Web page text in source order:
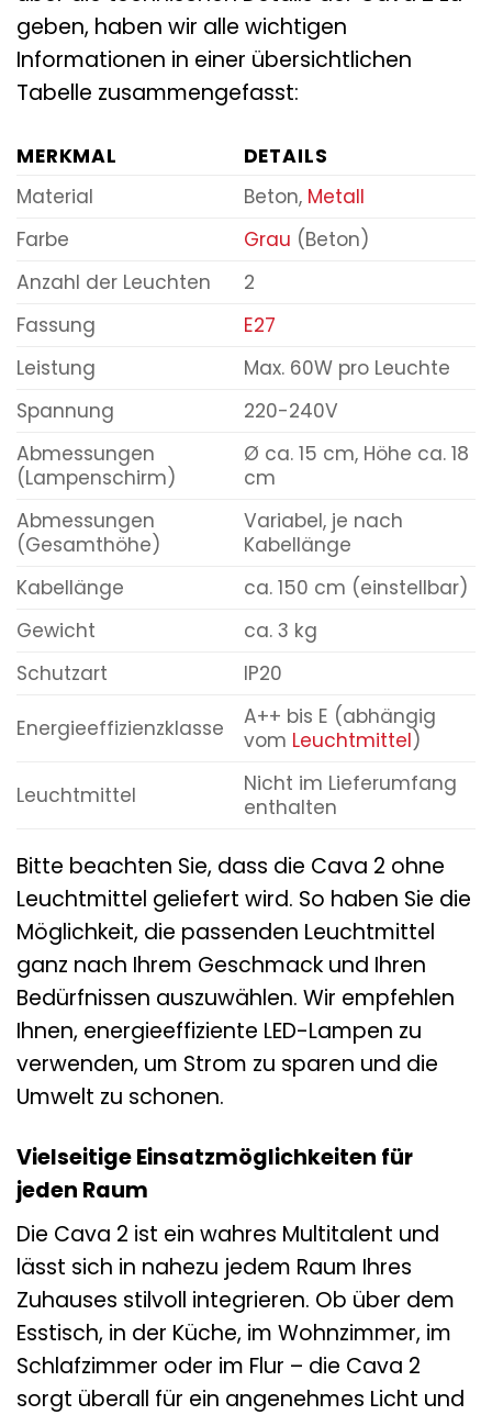
geben, haben wir alle wichtigen
Informationen in einer übersichtlichen
Tabelle zusammengefasst:
MERKMAL
DETAILS
Material
Beton, Metall
Farbe
Grau (Beton)
Anzahl der Leuchten
2
Fassung
E27
Leistung
Max. 60W pro Leuchte
Spannung
220-240V
Abmessungen
(Lampenschirm)
Ø ca. 15 cm, Höhe ca. 18
cm
Abmessungen
(Gesamthöhe)
Variabel, je nach
Kabellänge
Kabellänge
ca. 150 cm (einstellbar)
Gewicht
ca. 3 kg
Schutzart
IP20
Energieeffizienzklasse
A++ bis E (abhängig
vom Leuchtmittel)
Leuchtmittel
Nicht im Lieferumfang
enthalten
Bitte beachten Sie, dass die Cava 2 ohne
Leuchtmittel geliefert wird. So haben Sie die
Möglichkeit, die passenden Leuchtmittel
ganz nach Ihrem Geschmack und Ihren
Bedürfnissen auszuwählen. Wir empfehlen
Ihnen, energieeffiziente LED-Lampen zu
verwenden, um Strom zu sparen und die
Umwelt zu schonen.
Vielseitige Einsatzmöglichkeiten für
jeden Raum
Die Cava 2 ist ein wahres Multitalent und
lässt sich in nahezu jedem Raum Ihres
Zuhauses stilvoll integrieren. Ob über dem
Esstisch, in der Küche, im Wohnzimmer, im
Schlafzimmer oder im Flur – die Cava 2
sorgt überall für ein angenehmes Licht und